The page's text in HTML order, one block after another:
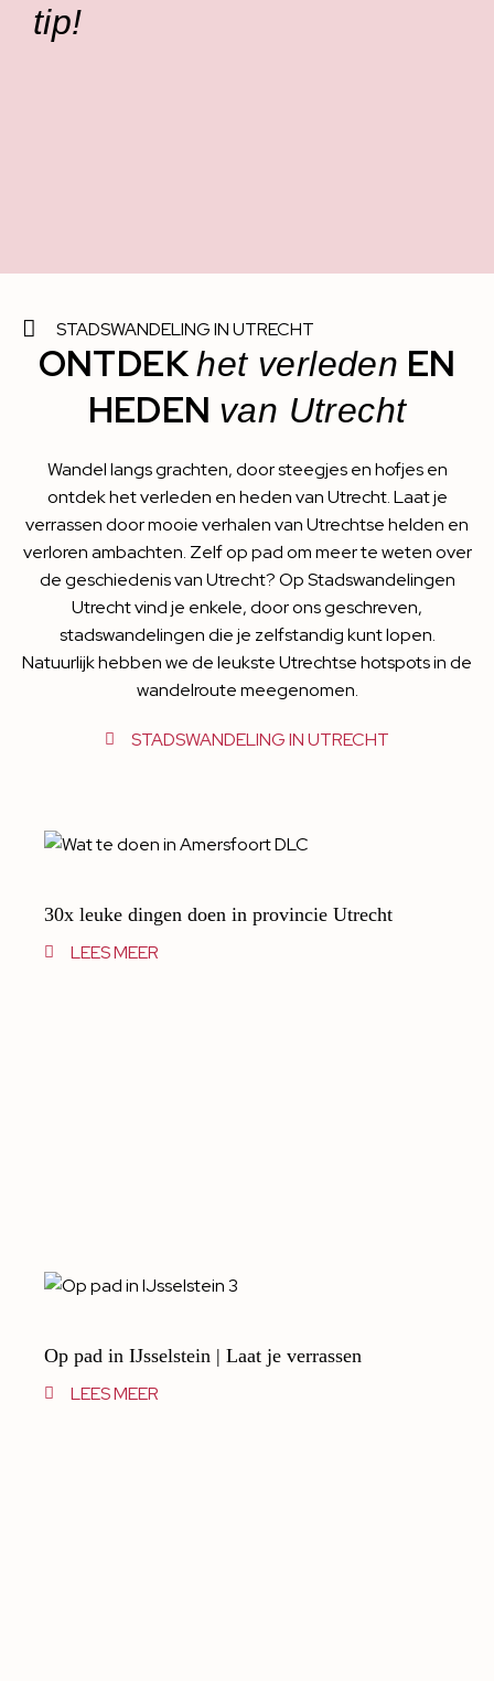
tip!
STADSWANDELING IN UTRECHT
ONTDEKhet verleden EN
HEDEN van Utrecht
Wandel langs grachten, door steegjes en hofjes en
ontdek het verleden en heden van Utrecht. Laat je
verrassen door mooie verhalen van Utrechtse helden en
verloren ambachten. Zelf op pad om meer te weten over
de geschiedenis van Utrecht? Op Stadswandelingen
Utrecht vind je enkele, door ons geschreven,
stadswandelingen die je zelfstandig kunt lopen.
Natuurlijk hebben we de leukste Utrechtse hotspots in de
wandelroute meegenomen.
STADSWANDELING IN UTRECHT
30x leuke dingen doen in provincie Utrecht
LEES MEER
Op pad in IJsselstein | Laat je verrassen
LEES MEER